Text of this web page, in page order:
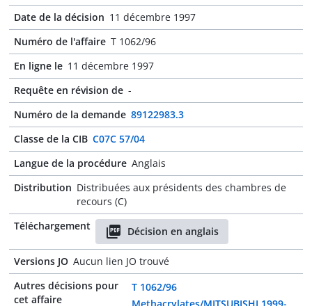
Date de la décision 11 décembre 1997
Numéro de l'affaire T 1062/96
En ligne le 11 décembre 1997
Requête en révision de -
Numéro de la demande 89122983.3
Classe de la CIB C07C 57/04
Langue de la procédure Anglais
Distribution Distribuées aux présidents des chambres de
recours (C)
Téléchargement
Décision en anglais
Versions JO Aucun lien JO trouvé
Autres décisions pour
cet affaire
T 1062/96